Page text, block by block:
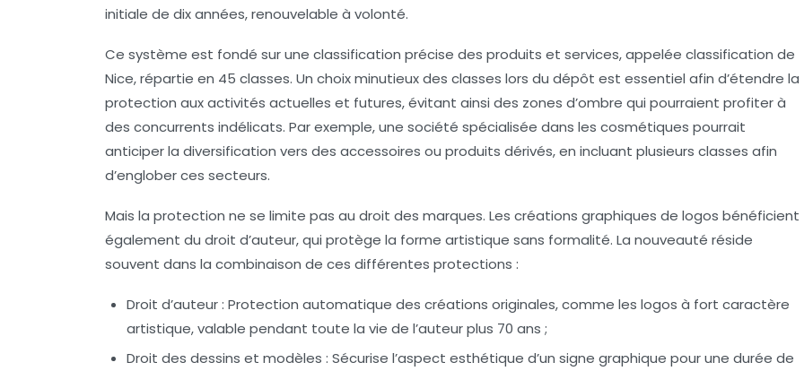
initiale de dix années, renouvelable à volonté.
Ce système est fondé sur une classification précise des produits et services, appelée classification de
Nice, répartie en 45 classes. Un choix minutieux des classes lors du dépôt est essentiel afin d’étendre la
protection aux activités actuelles et futures, évitant ainsi des zones d’ombre qui pourraient profiter à
des concurrents indélicats. Par exemple, une société spécialisée dans les cosmétiques pourrait
anticiper la diversification vers des accessoires ou produits dérivés, en incluant plusieurs classes afin
d’englober ces secteurs.
Mais la protection ne se limite pas au droit des marques. Les créations graphiques de logos bénéficient
également du droit d’auteur, qui protège la forme artistique sans formalité. La nouveauté réside
souvent dans la combinaison de ces différentes protections :
Droit d’auteur: Protection automatique des créations originales, comme les logos à fort caractère
artistique, valable pendant toute la vie de l’auteur plus 70 ans ;
Droit des dessins et modèles : Sécurise l’aspect esthétique d’un signe graphique pour une durée de